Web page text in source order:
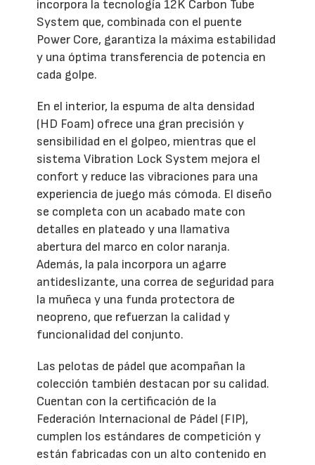
incorpora la tecnología 12K Carbon Tube
System que, combinada con el puente
Power Core, garantiza la máxima estabilidad
y una óptima transferencia de potencia en
cada golpe.
En el interior, la espuma de alta densidad
(HD Foam) ofrece una gran precisión y
sensibilidad en el golpeo, mientras que el
sistema Vibration Lock System mejora el
confort y reduce las vibraciones para una
experiencia de juego más cómoda. El diseño
se completa con un acabado mate con
detalles en plateado y una llamativa
abertura del marco en color naranja.
Además, la pala incorpora un agarre
antideslizante, una correa de seguridad para
la muñeca y una funda protectora de
neopreno, que refuerzan la calidad y
funcionalidad del conjunto.
Las pelotas de pádel que acompañan la
colección también destacan por su calidad.
Cuentan con la certificación de la
Federación Internacional de Pádel (FIP),
cumplen los estándares de competición y
están fabricadas con un alto contenido en